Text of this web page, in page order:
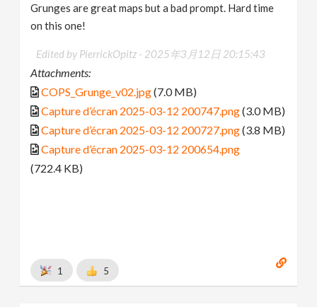
Grunges are great maps but a bad prompt. Hard time
on this one!
Edited by PierrickOpitz - 2025年3月12日 20:15:43
Attachments:
COPS_Grunge_v02.jpg(7.0 MB)
Capture d’écran 2025-03-12 200747.png(3.0 MB)
Capture d’écran 2025-03-12 200727.png(3.8 MB)
Capture d’écran 2025-03-12 200654.png
(722.4 KB)
1 5